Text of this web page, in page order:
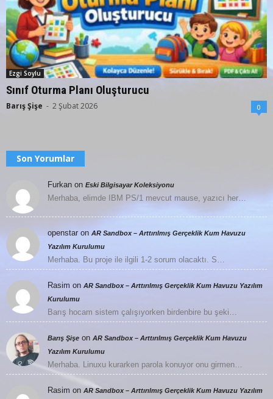
Ezgi Soylu
Sınıf Oturma Planı Oluşturucu
Barış Şişe - 2 Şubat 2026 0
Son Yorumlar
Furkan on Eski Bilgisayar Koleksiyonu
Merhaba, elimde IBM PS/1 mevcut mause, yazıcı her…
openstar on AR Sandbox – Arttırılmış Gerçeklik Kum Havuzu
Yazılım Kurulumu
Merhaba. Bu proje ile ilgili 1-2 sorum olacaktı. S…
Rasim on AR Sandbox – Arttırılmış Gerçeklik Kum Havuzu Yazılım
Kurulumu
Barış hocam sistem çalışıyorken birdenbire bu şeki…
Barış Şişe on AR Sandbox – Arttırılmış Gerçeklik Kum Havuzu
Yazılım Kurulumu
Merhaba. Linuxu kurarken parola konuyor onu girmen…
Rasim on AR Sandbox – Arttırılmış Gerçeklik Kum Havuzu Yazılım